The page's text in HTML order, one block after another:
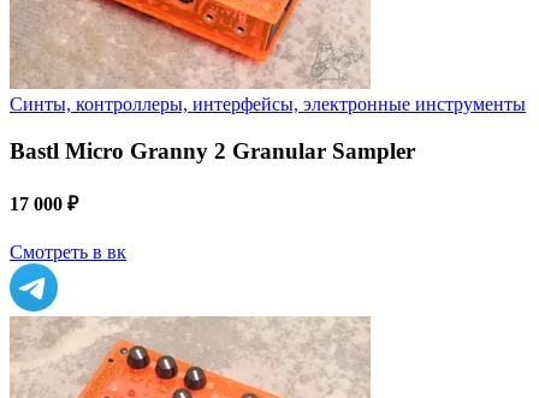
Синты, контроллеры, интерфейсы, электронные инструменты
Bastl Micro Granny 2 Granular Sampler
17 000 ₽
Смотреть в вк